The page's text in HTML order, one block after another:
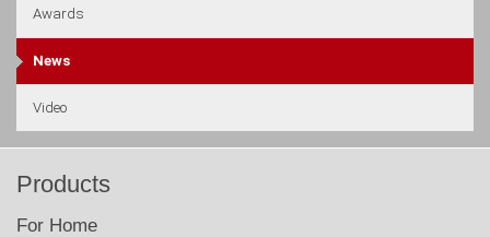
Awards
News
Video
Products
For Home